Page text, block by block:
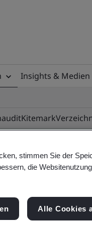
Insights & Medien
Kitemark
Verification,
stimmen Sie der
die
Alle Cookies